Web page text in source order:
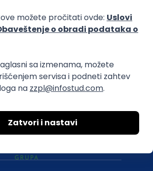
profili poslodavaca
Za medije
Kontakt
Druželjubivi smo!